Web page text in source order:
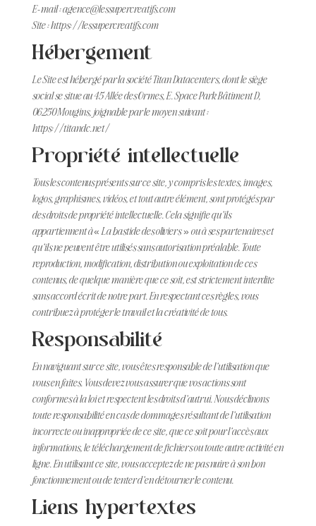
E-mail :agence@lessupercreatifs.com
Site : https://lessupercreatifs.com
Hébergement
Le Site est hébergé par la sociétéTitan Datacenters, dont le siège
social se situeau 45 Allée des Ormes, E. Space Park Bâtiment D,
06250 Mougins, joignable par le moyen suivant :
https://titandc.net/
Propriété intellectuelle
Tous les contenus présents sur ce site, y compris les textes, images,
logos, graphismes, vidéos, et tout autre élément, sont protégés par
des droits de propriété intellectuelle. Cela signifie qu’ils
appartiennent à « La bastide des oliviers » ou à ses partenaires et
qu’ils ne peuvent être utilisés sans autorisation préalable. Toute
reproduction, modification, distribution ou exploitation de ces
contenus, de quelque manière que ce soit, est strictement interdite
sans accord écrit de notre part. En respectant ces règles, vous
contribuez à protéger le travail et la créativité de tous.
Responsabilité
En naviguant sur ce site, vous êtes responsable de l’utilisation que
vous en faites. Vous devez vous assurer que vos actions sont
conformes à la loi et respectent les droits d’autrui. Nous déclinons
toute responsabilité en cas de dommages résultant de l’utilisation
incorrecte ou inappropriée de ce site, que ce soit pour l’accès aux
informations, le téléchargement de fichiers ou toute autre activité en
ligne. En utilisant ce site, vous acceptez de ne pas nuire à son bon
fonctionnement ou de tenter d’en détourner le contenu.
Liens hypertextes